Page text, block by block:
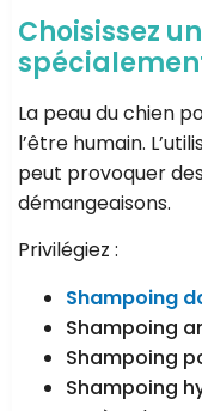
Choisissez
La peau du chien
l’être humain.
peut provoquer
démangeaisons.
Privilégiez :
Shampoing
Shampoing
Shampoing
Shampoing